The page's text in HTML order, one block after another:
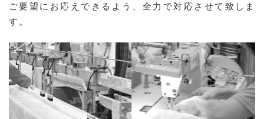
ご要望にお応えできるよう、全力で対応させて致しま
す。